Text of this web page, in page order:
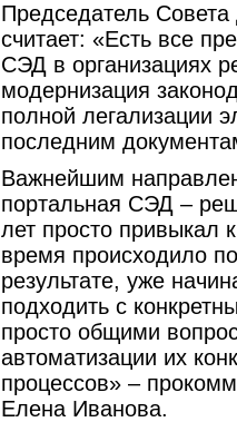
Председатель
считает: «Есть все
СЭД в организациях
модернизация
полной легализации
последним
Важнейшим
портальная СЭД –
лет просто привыкал
время происходило
результате, уже
подходить с
просто общими
автоматизации их
процессов» –
Елена Иванова.